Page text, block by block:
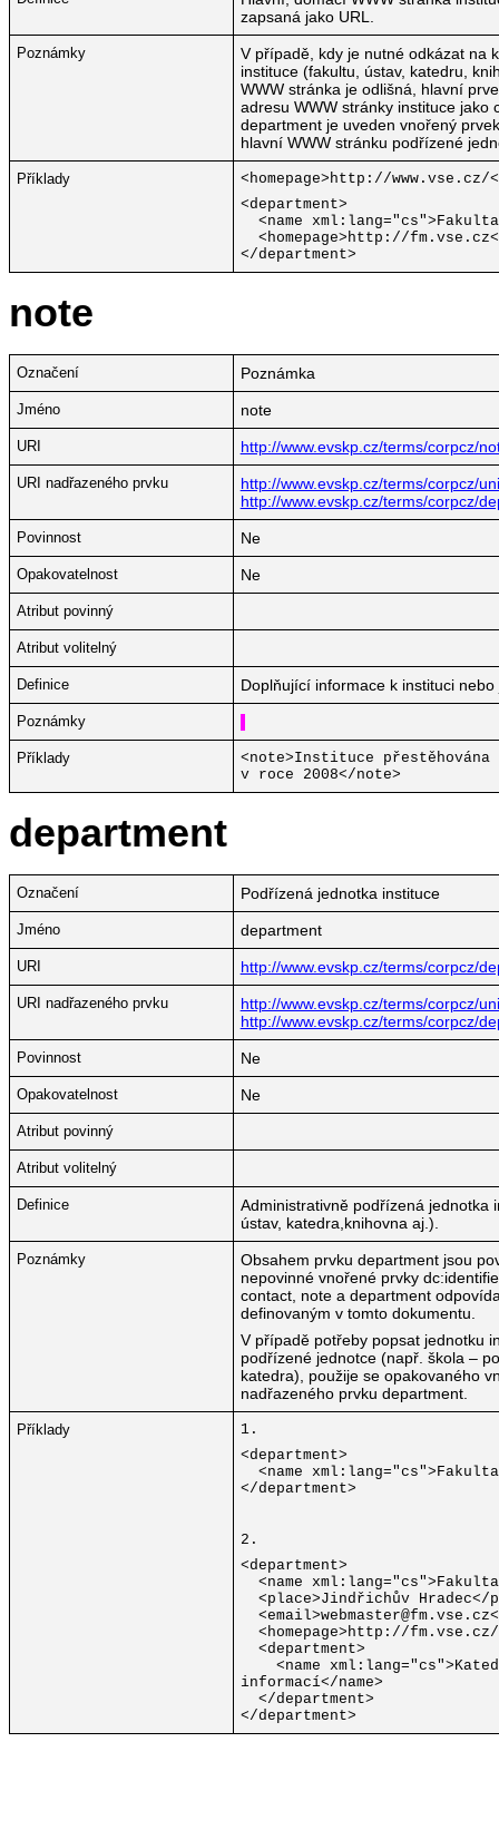
zapsaná jako URL.
Poznámky
V případě, kdy je nutné odkázat na
instituce (fakultu, ústav, katedru,
WWW stránka je odlišná, hlavní
adresu WWW stránky instituce jako
department je uveden vnořený
hlavní WWW stránku podřízené
Příklady
<homepage>http://www.vse.cz/
<department>
<name xml:lang="cs">Fakulta
<homepage>http://
</department>
note
Označení Poznámka
Jméno note
URI http://www.evskp.cz/terms/corpcz/
URI nadřazeného prvku
http://www.evskp.cz/terms/corpcz/
http://www.evskp.cz/terms/corpcz/
Povinnost Ne
Opakovatelnost Ne
Atribut povinný
Atribut volitelný
Definice Doplňující informace k instituci
Poznámky
Příklady
<note>Instituce přestěhována
v roce 2008</note>
department
Označení Podřízená jednotka instituce
Jméno department
URI http://www.evskp.cz/terms/corpcz/
URI nadřazeného prvku
http://www.evskp.cz/terms/corpcz/
http://www.evskp.cz/terms/corpcz/
Povinnost Ne
Opakovatelnost Ne
Atribut povinný
Atribut volitelný
Definice
Administrativně podřízená jednotka
ústav, katedra,knihovna aj.).
Poznámky
Obsahem prvku department jsou
nepovinné vnořené prvky
contact, note a department
definovaným v tomto dokumentu.
V případě potřeby popsat jednotku
podřízené jednotce (např. škola –
katedra), použije se opakovaného
nadřazeného prvku department.
Příklady
1.
<department>
<name xml:lang="cs">Fakulta
</department>
2.
<department>
<name xml:lang="cs">Fakulta
<place>Jindřichův Hradec</
<homepage>http://fm.vse.cz/
<department>
<name xml:lang="cs">
informací</name>
</department>
</department>